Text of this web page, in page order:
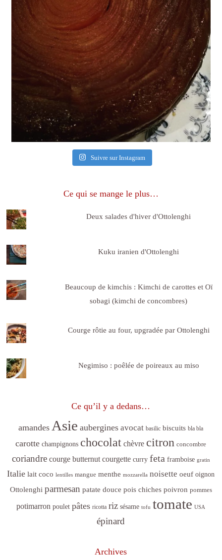
Suivre sur Instagram
Ce qui se mange le plus…
Deux salades d'hiver d'Ottolenghi
Kuku iranien d'Ottolenghi
Beaucoup de kimchis : Kimchi de carottes et Oï
sobagi (kimchi de concombres)
Courge rôtie au four, upgradée par Ottolenghi
Negimiso : poêlée de poireaux au miso
Ce qu’il y a dedans…
amandes Asie aubergines avocat basilic biscuits bla bla
carotte champignons chocolat chèvre citron concombre
coriandre courge butternut courgette curry feta framboise gratin
Italie lait coco lentilles mangue menthe mozzarella noisette oeuf oignon
Ottolenghi parmesan patate douce pois chiches poivron pommes
potimarron poulet pâtes ricotta riz sésame tofu tomate USA
épinard
Archives